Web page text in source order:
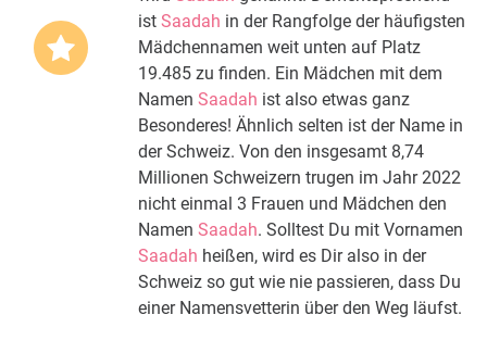
ist Saadah in der Rangfolge der häufigsten
Mädchennamen weit unten auf Platz
19.485 zu finden. Ein Mädchen mit dem
Namen Saadah ist also etwas ganz
Besonderes! Ähnlich selten ist der Name in
der Schweiz. Von den insgesamt 8,74
Millionen Schweizern trugen im Jahr 2022
nicht einmal 3 Frauen und Mädchen den
Namen Saadah. Solltest Du mit Vornamen
Saadah heißen, wird es Dir also in der
Schweiz so gut wie nie passieren, dass Du
einer Namensvetterin über den Weg läufst.